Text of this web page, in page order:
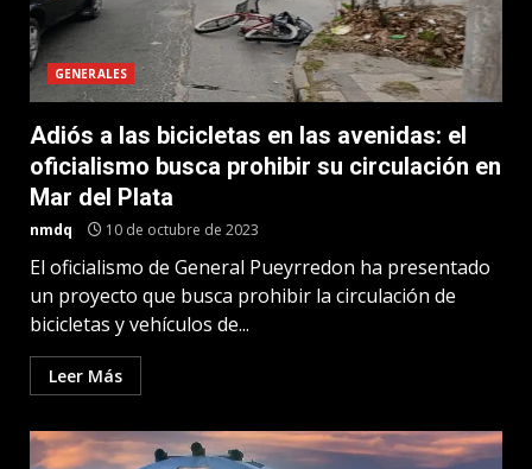
GENERALES
Adiós a las bicicletas en las avenidas: el
oficialismo busca prohibir su circulación en
Mar del Plata
nmdq 10 de octubre de 2023
El oficialismo de General Pueyrredon ha presentado
un proyecto que busca prohibir la circulación de
bicicletas y vehículos de...
Leer Más